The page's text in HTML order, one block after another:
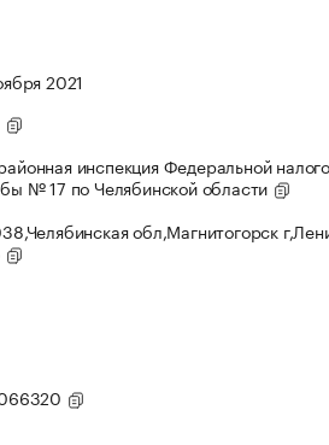
2021
инспекция Федеральной
№ 17 по Челябинской области
обл,Магнитогорск